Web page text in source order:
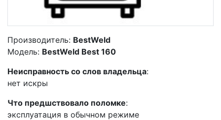
Производитель: BestWeld
Модель: BestWeld Best 160
Неисправность со слов владельца:
нет искры
Что предшствовало поломке:
эксплуатация в обычном режиме